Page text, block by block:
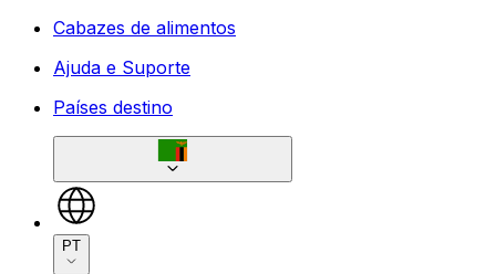
Cabazes de alimentos
Ajuda e Suporte
Países destino
PT